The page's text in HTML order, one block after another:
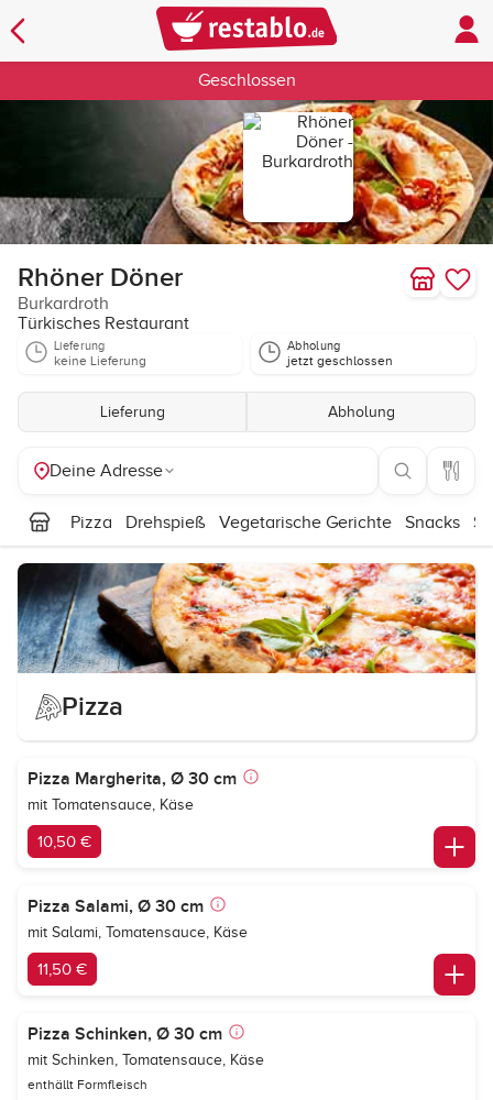
Geschlossen
Rhöner Döner
Burkardroth
Türkisches Restaurant
Lieferung
keine Lieferung
Abholung
jetzt geschlossen
Lieferung Abholung
Deine Adresse
Pizza Drehspieß Vegetarische Gerichte Snacks
Pizza
Pizza Margherita, Ø 30 cm
mit Tomatensauce, Käse
10,50 €
Pizza Salami, Ø 30 cm
mit Salami, Tomatensauce, Käse
11,50 €
Pizza Schinken, Ø 30 cm
mit Schinken, Tomatensauce, Käse
enthällt Formfleisch